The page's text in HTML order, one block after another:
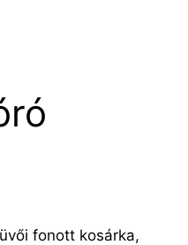
fonott kosárka,